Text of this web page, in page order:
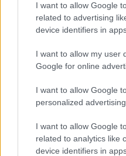
I want to allow Google
related to advertising
device identifiers in
I want to allow my user
Google for online
I want to allow Google
personalized advertising.
I want to allow Google
related to analytics like
device identifiers in
Deti odrástli, rodičia
seba. V novom
návštevy vnúčat
K bytu ladili aj škáry
stereotyp, bývanie
režiséra